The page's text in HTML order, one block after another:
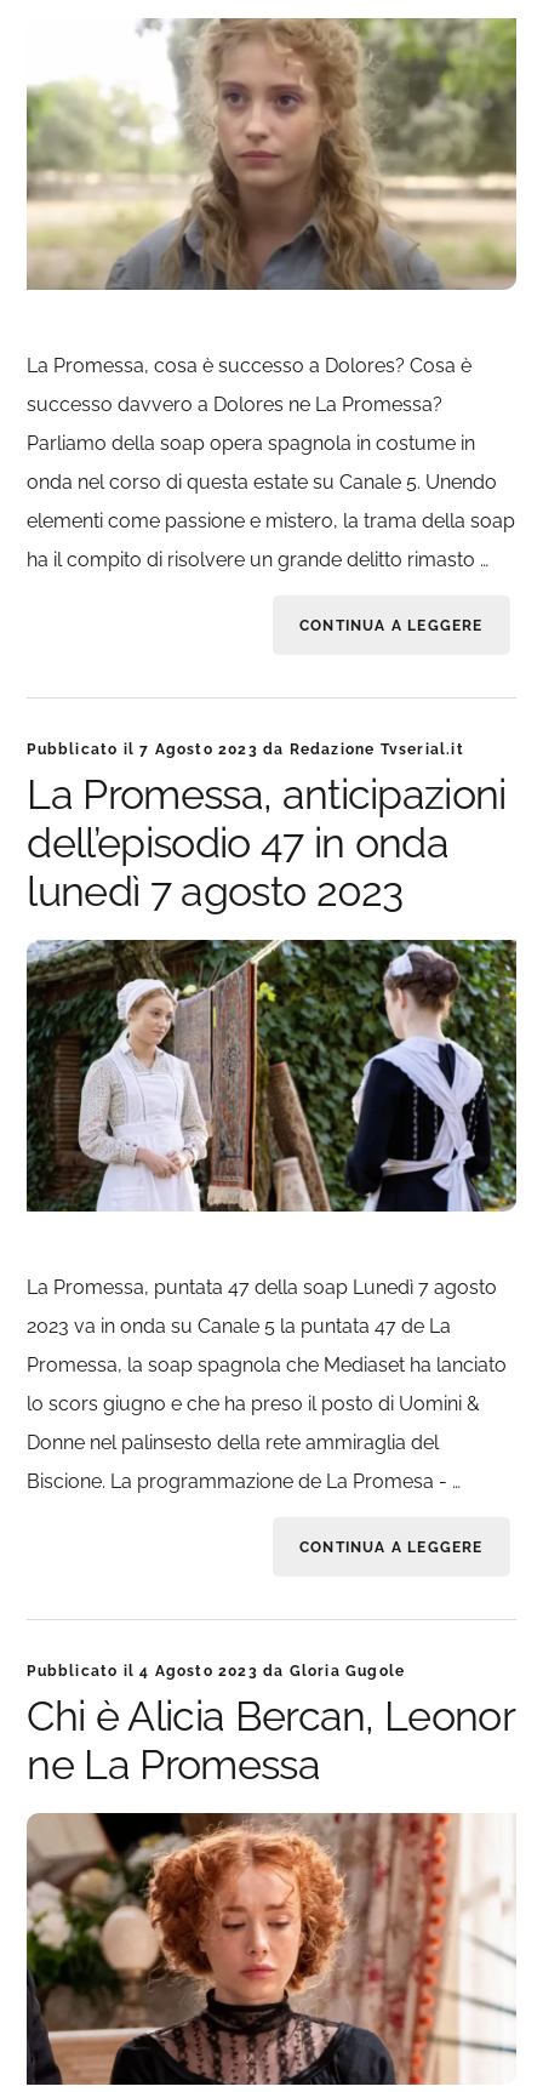
La Promessa, cosa è successo a Dolores? Cosa è
successo davvero a Dolores ne La Promessa?
Parliamo della soap opera spagnola in costume in
onda nel corso di questa estate su Canale 5. Unendo
elementi come passione e mistero, la trama della soap
ha il compito di risolvere un grande delitto rimasto …
CONTINUA A LEGGERE
Pubblicato il7 Agosto 2023 da Redazione Tvserial.it
La Promessa, anticipazioni
dell’episodio 47 in onda
lunedì 7 agosto 2023
La Promessa, puntata 47 della soap Lunedì 7 agosto
2023 va in onda su Canale 5 la puntata 47 de La
Promessa, la soap spagnola che Mediaset ha lanciato
lo scors giugno e che ha preso il posto di Uomini &
Donne nel palinsesto della rete ammiraglia del
Biscione. La programmazione de La Promesa - …
CONTINUA A LEGGERE
Pubblicato il4 Agosto 2023 da Gloria Gugole
Chi è Alicia Bercan, Leonor
ne La Promessa